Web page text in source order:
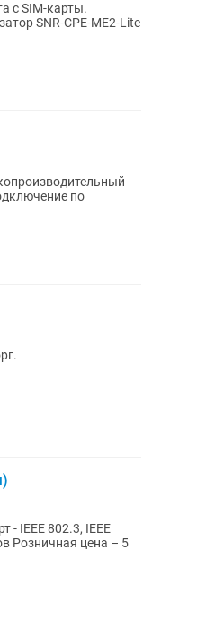
с SIM-карты.
по
- IEEE 802.3, IEEE
5